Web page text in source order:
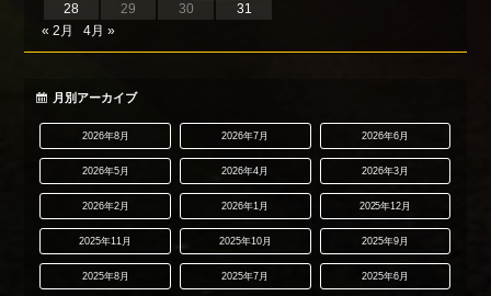
28
29 30
31
« 2月
4月 »
月別アーカイブ
2026年8月 2026年7月 2026年6月
2026年5月 2026年4月 2026年3月
2026年2月 2026年1月 2025年12月
2025年11月 2025年10月 2025年9月
2025年8月 2025年7月 2025年6月